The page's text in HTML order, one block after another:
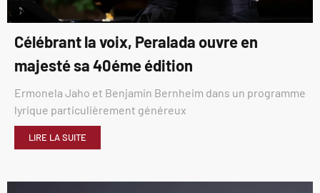
Célébrant la voix, Peralada ouvre en
majesté sa 40éme édition
Ermonela Jaho et Benjamin Bernheim dans un programme
lyrique particulièrement généreux
LIRE LA SUITE